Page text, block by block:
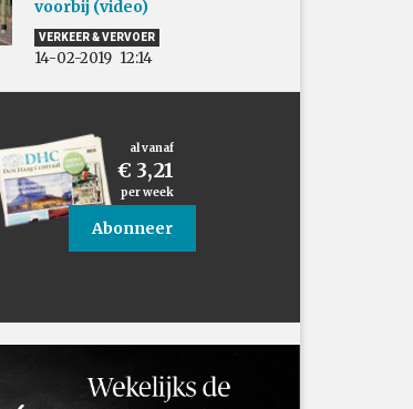
voorbij (video)
VERKEER & VERVOER
14-02-2019 12:14
al vanaf
€ 3,21
per week
Abonneer